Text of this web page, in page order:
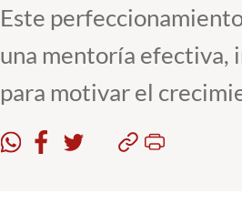
Este
una mentoría efectiva,
para motivar el